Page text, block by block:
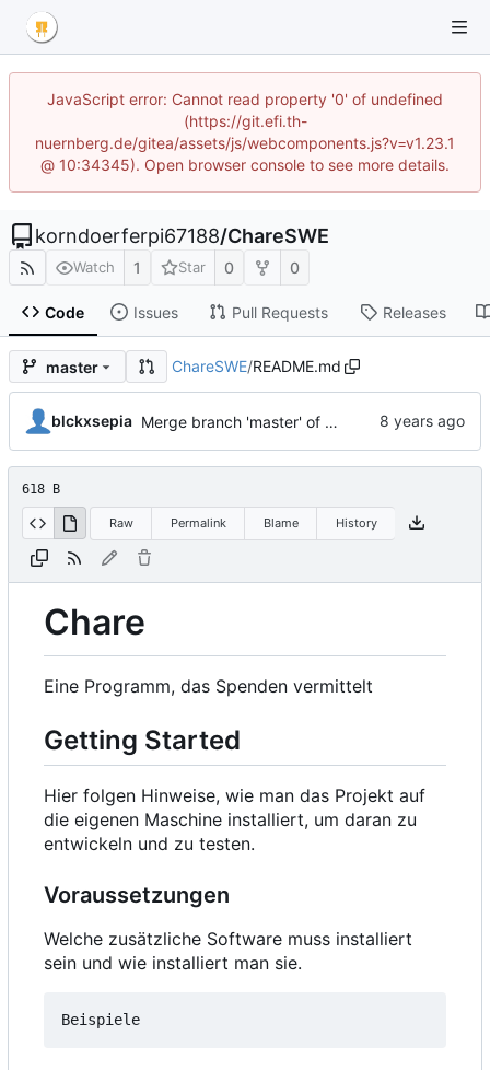
JavaScript error: Cannot read property '0' of undefined
(https://git.efi.th-
nuernberg.de/gitea/assets/js/webcomponents.js?v=v1.23.1
@ 10:34345). Open browser console to see more details.
korndoerferpi67188/ChareSWE
Watch 1 Star 0 0
Code Issues Pull Requests Releases
master ChareSWE/README.md
blckxsepia Merge branch 'master' of
https://git.efi.th-
618 B
Raw Permalink Blame History
Chare
Eine Programm, das Spenden vermittelt
Getting Started
Hier folgen Hinweise, wie man das Projekt auf
die eigenen Maschine installiert, um daran zu
entwickeln und zu testen.
Voraussetzungen
Welche zusätzliche Software muss installiert
sein und wie installiert man sie.